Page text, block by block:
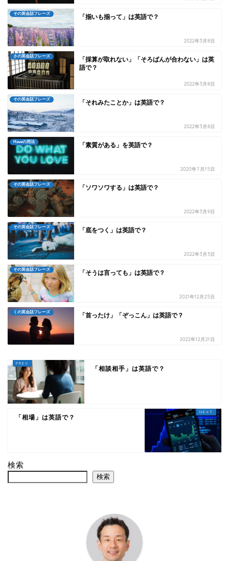
その英会話フレーズ 「揃いも揃って」は英語で？
2022年3月8日
さの英会話フレーズ
「採算が取れない」「そろばんが合わない」は英
語で？
2022年3月8日
その英会話フレーズ 「それみたことか」は英語で？
2022年3月8日
Haveの用法 「素質がある」を英語で？
2020年7月15日
その英会話フレーズ 「ソワソワする」は英語で？
2022年3月9日
その英会話フレーズ 「底をつく」は英語で？
2022年3月3日
その英会話フレーズ 「そうは言っても」は英語で？
2021年12月25日
くの英会話フレーズ 「首ったけ」「ぞっこん」は英語で？
2022年12月21日
「相談相手」は英語で？
「相場」は英語で？
検索
検索